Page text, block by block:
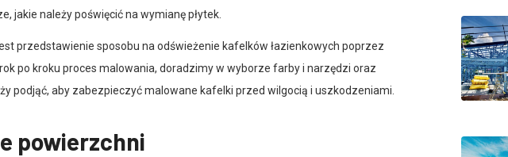
jakie należy poświęcić na wymianę płytek.
przedstawienie sposobu na odświeżenie kafelków łazienkowych poprzez
po kroku proces malowania, doradzimy w wyborze farby i narzędzi oraz
podjąć, aby zabezpieczyć malowane kafelki przed wilgocią i uszkodzeniami.
powierzchni